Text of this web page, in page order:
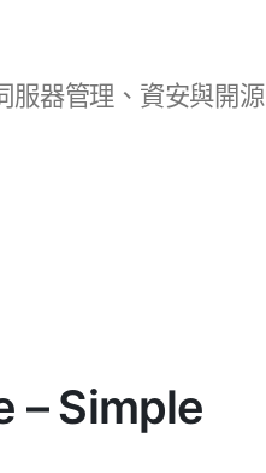
器管理、資安與開源
– Simple